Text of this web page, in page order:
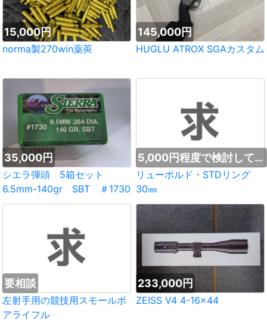
15,000円
norma製270win薬莢
145,000円
HUGLU ATROX SGAカスタム
35,000円
シエラ弾頭 5箱セット
6.5mm-140gr SBT ＃1730
5,000円程度で検討してお
ります。
リューポルド・STDリング
30㎜
要相談
左射手用の競技用スモールボ
アライフル
233,000円
ZEISS V4 4-16×44